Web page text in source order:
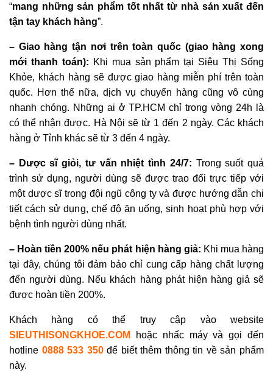
“mang những sản phẩm tốt nhất từ nhà sản xuất đến
tận tay khách hàng”.
– Giao hàng tận nơi trên toàn quốc (giao hàng xong
mới thanh toán): Khi mua sản phẩm tại Siêu Thị Sống
Khỏe, khách hàng sẽ được giao hàng miễn phí trên toàn
quốc. Hơn thế nữa, dịch vụ chuyển hàng cũng vô cùng
nhanh chóng. Những ai ở TP.HCM chỉ trong vòng 24h là
có thể nhận được. Hà Nội sẽ từ 1 đến 2 ngày. Các khách
hàng ở Tỉnh khác sẽ từ 3 đến 4 ngày.
– Dược sĩ giỏi, tư vấn nhiệt tình 24/7: Trong suốt quá
trình sử dụng, người dùng sẽ được trao đổi trực tiếp với
một dược sĩ trong đội ngũ công ty và được hướng dẫn chi
tiết cách sử dụng, chế độ ăn uống, sinh hoạt phù hợp với
bệnh tình người dùng nhất.
– Hoàn tiền 200% nếu phát hiện hàng giả: Khi mua hàng
tại đây, chúng tôi đảm bảo chỉ cung cấp hàng chất lượng
đến người dùng. Nếu khách hàng phát hiện hàng giả sẽ
được hoàn tiền 200%.
Khách hàng có thể truy cập vào website
SIEUTHISONGKHOE.COM
hoặc nhấc máy và gọi đến
hotline 0888 533 350để biết thêm thông tin về sản phẩm
này.